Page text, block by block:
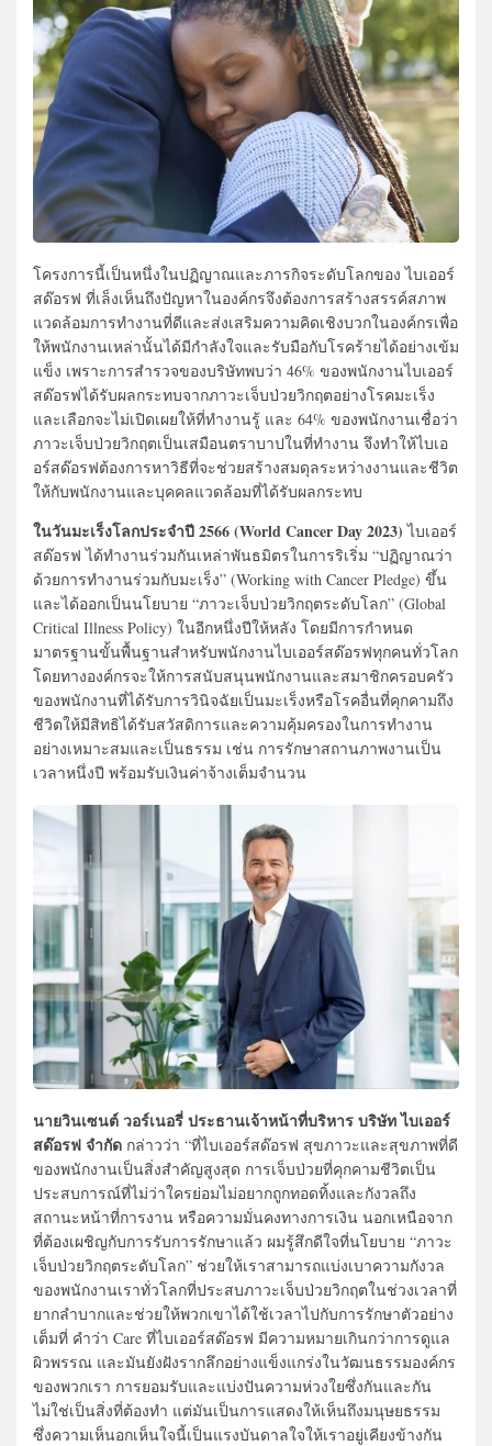
โครงการนี้เป็นหนึ่งในปฏิญาณและภารกิจระดับโลกของ ไบเออร์
สด๊อรฟ ที่เล็งเห็นถึงปัญหาในองค์กรจึงต้องการสร้างสรรค์สภาพ
แวดล้อมการทำงานที่ดีและส่งเสริมความคิดเชิงบวกในองค์กรเพื่อ
ให้พนักงานเหล่านั้นได้มีกำลังใจและรับมือกับโรคร้ายได้อย่างเข้ม
แข็ง เพราะการสำรวจของบริษัทพบว่า 46% ของพนักงานไบเออร์
สด๊อรฟได้รับผลกระทบจากภาวะเจ็บป่วยวิกฤตอย่างโรคมะเร็ง
และเลือกจะไม่เปิดเผยให้ที่ทำงานรู้ และ 64% ของพนักงานเชื่อว่า
ภาวะเจ็บป่วยวิกฤตเป็นเสมือนตราบาปในที่ทำงาน จึงทำให้ไบเอ
อร์สด๊อรฟต้องการหาวิธีที่จะช่วยสร้างสมดุลระหว่างงานและชีวิต
ให้กับพนักงานและบุคคลแวดล้อมที่ได้รับผลกระทบ
ในวันมะเร็งโลกประจำปี 2566 (World Cancer Day 2023) ไบเออร์
สด๊อรฟ ได้ทำงานร่วมกันเหล่าพันธมิตรในการริเริ่ม “ปฏิญาณว่า
ด้วยการทำงานร่วมกับมะเร็ง” (Working with Cancer Pledge) ขึ้น
และได้ออกเป็นนโยบาย “ภาวะเจ็บป่วยวิกฤตระดับโลก” (Global
Critical Illness Policy) ในอีกหนึ่งปีให้หลัง โดยมีการกำหนด
มาตรฐานขั้นพื้นฐานสำหรับพนักงานไบเออร์สด๊อรฟทุกคนทั่วโลก
โดยทางองค์กรจะให้การสนับสนุนพนักงานและสมาชิกครอบครัว
ของพนักงานที่ได้รับการวินิจฉัยเป็นมะเร็งหรือโรคอื่นที่คุกคามถึง
ชีวิตให้มีสิทธิได้รับสวัสดิการและความคุ้มครองในการทำงาน
อย่างเหมาะสมและเป็นธรรม เช่น การรักษาสถานภาพงานเป็น
เวลาหนึ่งปี พร้อมรับเงินค่าจ้างเต็มจำนวน
นายวินเซนต์ วอร์เนอรี่ ประธานเจ้าหน้าที่บริหาร บริษัท ไบเออร์
สด๊อรฟ จำกัด กล่าวว่า “ที่ไบเออร์สด๊อรฟ สุขภาวะและสุขภาพที่ดี
ของพนักงานเป็นสิ่งสำคัญสูงสุด การเจ็บป่วยที่คุกคามชีวิตเป็น
ประสบการณ์ที่ไม่ว่าใครย่อมไม่อยากถูกทอดทิ้งและกังวลถึง
สถานะหน้าที่การงาน หรือความมั่นคงทางการเงิน นอกเหนือจาก
ที่ต้องเผชิญกับการรับการรักษาแล้ว ผมรู้สึกดีใจที่นโยบาย “ภาวะ
เจ็บป่วยวิกฤตระดับโลก” ช่วยให้เราสามารถแบ่งเบาความกังวล
ของพนักงานเราทั่วโลกที่ประสบภาวะเจ็บป่วยวิกฤตในช่วงเวลาที่
ยากลำบากและช่วยให้พวกเขาได้ใช้เวลาไปกับการรักษาตัวอย่าง
เต็มที่ คำว่า Care ที่ไบเออร์สด๊อรฟ มีความหมายเกินกว่าการดูแล
ผิวพรรณ และมันยังฝังรากลึกอย่างแข็งแกร่งในวัฒนธรรมองค์กร
ของพวกเรา การยอมรับและแบ่งปันความห่วงใยซึ่งกันและกัน
ไม่ใช่เป็นสิ่งที่ต้องทำ แต่มันเป็นการแสดงให้เห็นถึงมนุษยธรรม
ซึ่งความเห็นอกเห็นใจนี้เป็นแรงบันดาลใจให้เราอยู่เคียงข้างกัน